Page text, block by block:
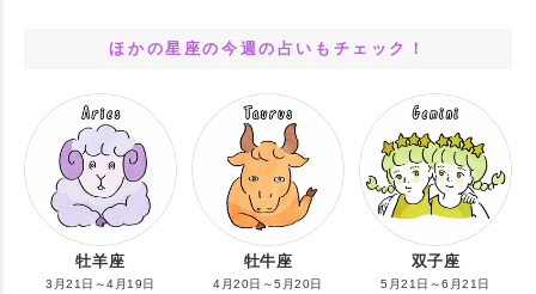
ほかの星座の今週の占いもチェック！
牡羊座
3月21日～4月19日
牡牛座
4月20日～5月20日
双子座
5月21日～6月21日